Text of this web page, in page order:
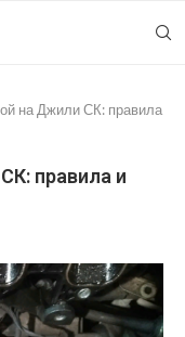
на Джили СК: правила
правила и